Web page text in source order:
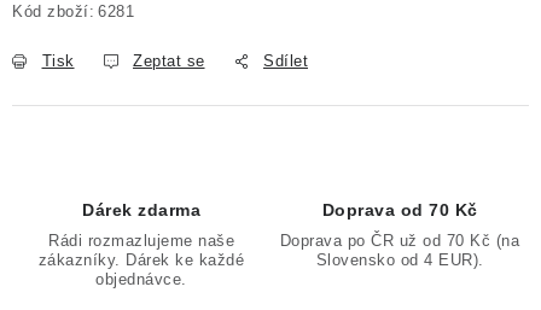
Kód zboží: 6281
Tisk Zeptat se Sdílet
Dárek zdarma
Rádi rozmazlujeme naše
zákazníky. Dárek ke každé
objednávce.
Doprava od 70 Kč
Doprava po ČR už od 70 Kč (na
Slovensko od 4 EUR).